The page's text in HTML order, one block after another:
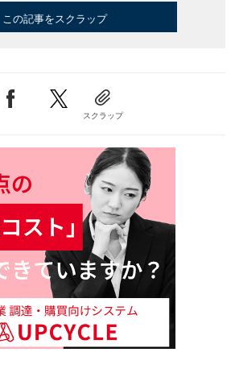
この記事をスクラップ
スクラップ